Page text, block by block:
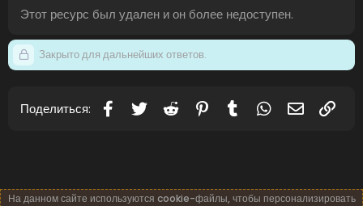
Этот ресурс был удален и он более недоступен.
Закрыто для дальнейших ответов.
Поделиться: Facebook
Twitter Reddit Pinterest
Tumblr WhatsApp
На данном сайте используются cookie-файлы, чтобы персонализировать